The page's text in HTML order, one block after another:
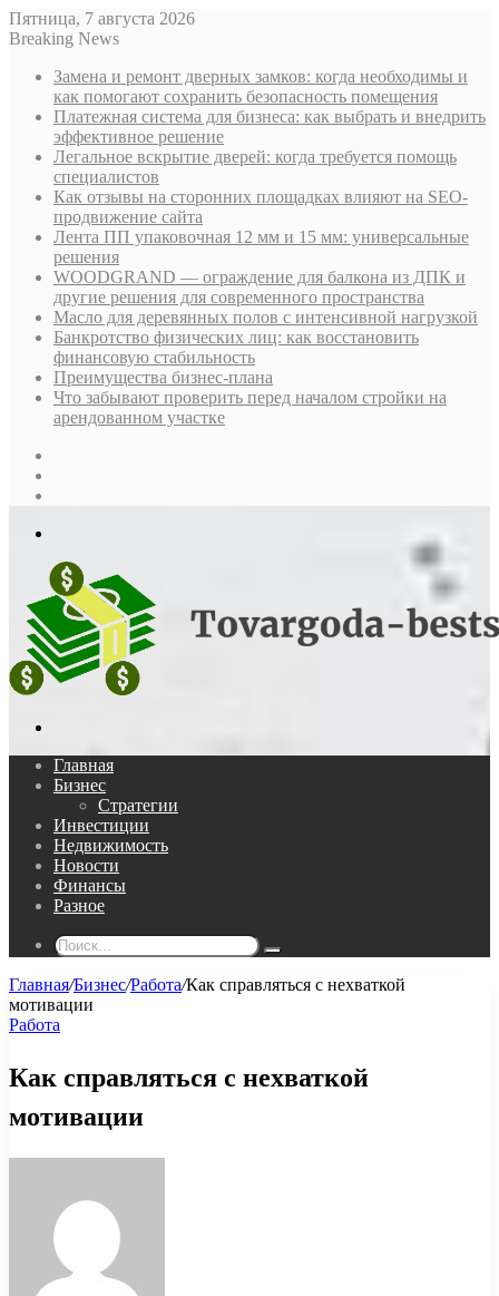
Пятница, 7 августа 2026
Breaking News
Замена и ремонт дверных замков: когда необходимы и
как помогают сохранить безопасность помещения
Платежная система для бизнеса: как выбрать и внедрить
эффективное решение
Легальное вскрытие дверей: когда требуется помощь
специалистов
Как отзывы на сторонних площадках влияют на SEO-
продвижение сайта
Лента ПП упаковочная 12 мм и 15 мм: универсальные
решения
WOODGRAND — ограждение для балкона из ДПК и
другие решения для современного пространства
Масло для деревянных полов с интенсивной нагрузкой
Банкротство физических лиц: как восстановить
финансовую стабильность
Преимущества бизнес-плана
Что забывают проверить перед началом стройки на
арендованном участке
Главная
Бизнес
Стратегии
Инвестиции
Недвижимость
Новости
Финансы
Разное
Поиск...
Главная/Бизнес/Работа/Как справляться с нехваткой
мотивации
Работа
Как справляться с нехваткой
мотивации